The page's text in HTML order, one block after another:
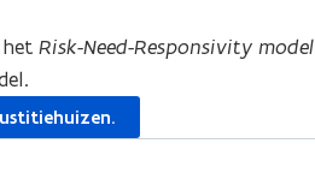
hetRisk-Need-Responsivity model